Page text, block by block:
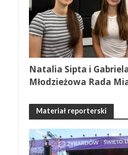
Natalia Sipta i
Młodzieżowa Rada
Materiał reporterski